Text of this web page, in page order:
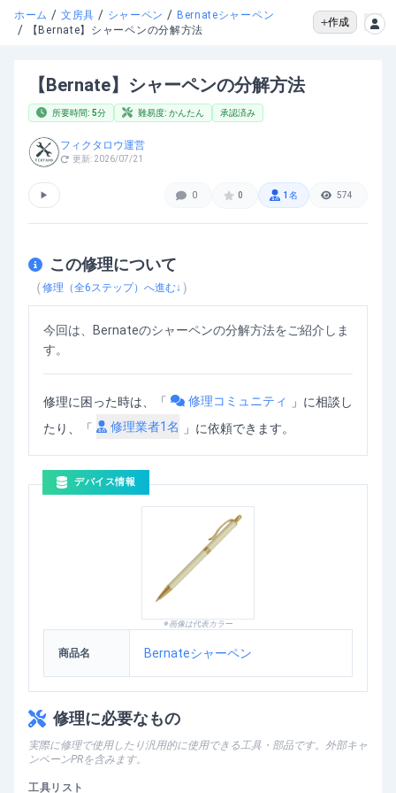
ホーム / 文房具 / シャーペン / Bernateシャーペン
/ 【Bernate】シャーペンの分解方法
作成
【Bernate】シャーペンの分解方法
所要時間: 5分 難易度: かんたん 承認済み
フィクタロウ運営
更新: 2026/07/21
▶ 0 0 1 名 574
この修理について
（修理（全6 ステップ）へ進む↓ ）
今回は、Bernateのシャーペンの分解方法をご紹介しま
す。
修理に困った時は、「 修理コミュニティ 」 に相談し
たり、「
修理業者1名 」に依頼できます。
デバイス情報
※画像は代表カラー
商品名 Bernateシャーペン
修理に必要なもの
実際に修理で使用したり汎用的に使用できる工具・部品です。外部キャ
ンペーンPRを含みます。
工具リスト